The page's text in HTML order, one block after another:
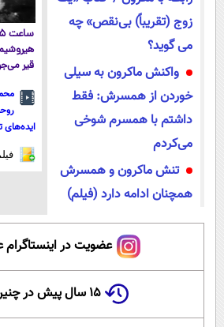
زوج (تقریباً) بی‌نقص» چه
می گوید؟
واکنش ماکرون به سیلی
خوردن از همسرش: فقط
داشتم با همسرم شوخی
می‌کردم
تنش ماکرون و همسرش
همچنان ادامه دارد (فیلم)
قیر
ایده‌های
عضویت در اینستاگرام
۱۵ سال پیش در چنین روزی